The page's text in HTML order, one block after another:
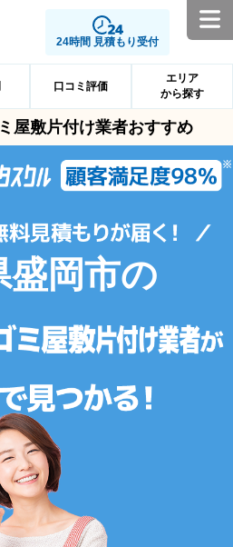
24時間 見積もり受付
口コミ評価
エリア
から探す
屋敷片付け業者おすすめ
盛岡市の